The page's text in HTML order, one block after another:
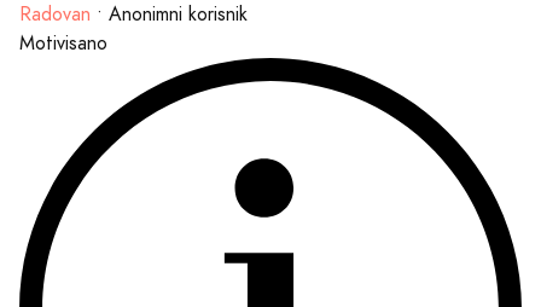
Radovan • Anonimni korisnik
Motivisano